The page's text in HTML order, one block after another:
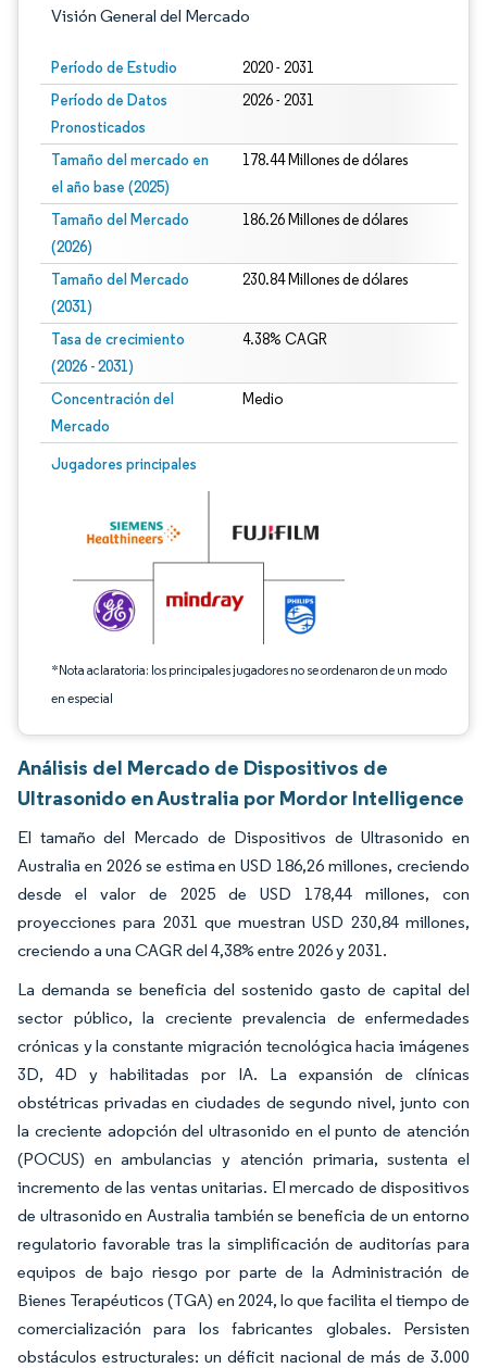
Visión General del Mercado
Período de Estudio 2020 - 2031
Período de Datos
Pronosticados
2026 - 2031
Tamaño del mercado en
el año base (2025)
178.44 Millones de dólares
Tamaño del Mercado
(2026)
186.26 Millones de dólares
Tamaño del Mercado
(2031)
230.84 Millones de dólares
Tasa de crecimiento
(2026 - 2031)
4.38% CAGR
Concentración del
Mercado
Medio
Jugadores principales
*Nota aclaratoria: los principales jugadores no se ordenaron de un modo
en especial
Imagen © Mordor Intelligence. El uso requiere atribución según CC BY 4.0.
Análisis del Mercado de Dispositivos de
Ultrasonido en Australia por Mordor Intelligence
El tamaño del Mercado de Dispositivos de Ultrasonido en
Australia en 2026 se estima en USD 186,26 millones, creciendo
desde el valor de 2025 de USD 178,44 millones, con
proyecciones para 2031 que muestran USD 230,84 millones,
creciendo a una CAGR del 4,38% entre 2026 y 2031.
La demanda se beneficia del sostenido gasto de capital del
sector público, la creciente prevalencia de enfermedades
crónicas y la constante migración tecnológica hacia imágenes
3D, 4D y habilitadas por IA. La expansión de clínicas
obstétricas privadas en ciudades de segundo nivel, junto con
la creciente adopción del ultrasonido en el punto de atención
(POCUS) en ambulancias y atención primaria, sustenta el
incremento de las ventas unitarias. El mercado de dispositivos
de ultrasonido en Australia también se beneficia de un entorno
regulatorio favorable tras la simplificación de auditorías para
equipos de bajo riesgo por parte de la Administración de
Bienes Terapéuticos (TGA) en 2024, lo que facilita el tiempo de
comercialización para los fabricantes globales. Persisten
obstáculos estructurales: un déficit nacional de más de 3.000